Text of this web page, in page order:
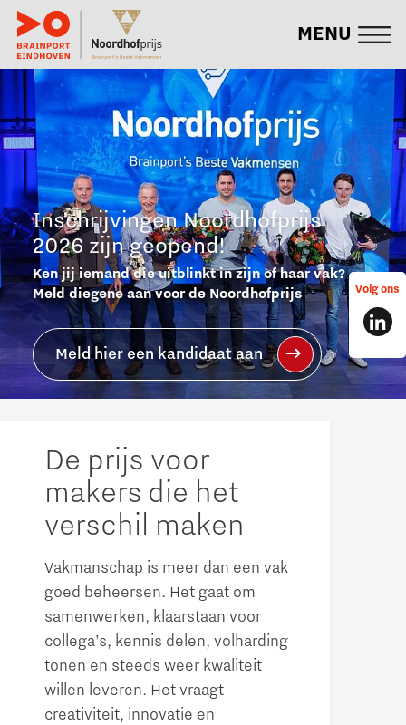
MENU
InschrijvingenNoordhofprijs
2026 zijngeopend!
Ken jij iemand die uitblinkt in zijn of haar vak?
Meld diegene aan voor de Noordhofprijs
Meld hier een kandidaat aan
Volg ons
De prijs voor
makers die het
verschil maken
Vakmanschap is meer dan een vak
goed beheersen. Het gaat om
samenwerken, klaarstaan voor
collega’s, kennis delen, volharding
tonen en steeds weer kwaliteit
willen leveren. Het vraagt
creativiteit, innovatie en